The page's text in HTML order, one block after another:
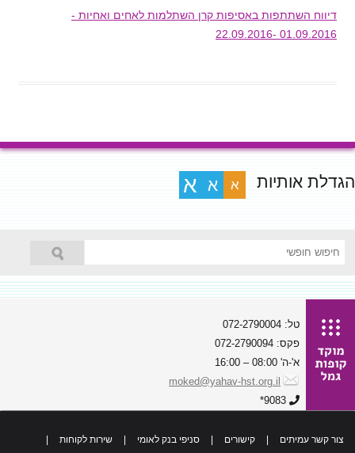
דיווח השתתפות באסיפות קרן השתלמות לאחים ואחיות -
01.09.2016 -22.09.2016
הגדלת אותיות א א א
טל: 072-2790004
פקס: 072-2790094
א'-ה' 08:00 – 16:00
moked@yahav-hst.org.il
9083*
צור קשר עמיתים קישורים סניפי בנק לאומי שירות לקוחות